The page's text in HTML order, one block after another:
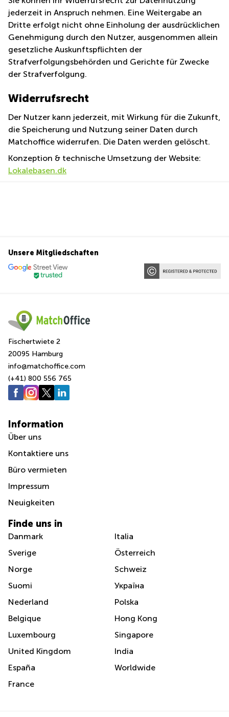
Coworking
Hamburg
jederzeit in Anspruch nehmen. Eine Weitergabe an
Dritte erfolgt nicht ohne Einholung der ausdrücklichen
Genehmigung durch den Nutzer, ausgenommen allein
gesetzliche Auskunftspflichten der
Strafverfolgungsbehörden und Gerichte für Zwecke
der Strafverfolgung.
Widerrufsrecht
Der Nutzer kann jederzeit, mit Wirkung für die Zukunft,
die Speicherung und Nutzung seiner Daten durch
Matchoffice widerrufen. Die Daten werden gelöscht.
Konzeption & technische Umsetzung der Website:
Lokalebasen.dk
Unsere Mitgliedschaften
Fischertwiete 2
20095 Hamburg
info@matchoffice.com
(+41) 800 556 765
Information
Über uns
Kontaktiere uns
Büro vermieten
Impressum
Neuigkeiten
Finde uns in
Danmark
Sverige
Norge
Suomi
Nederland
Belgique
Luxembourg
United Kingdom
España
France
Italia
Österreich
Schweiz
Україна
Polska
Hong Kong
Singapore
India
Worldwide